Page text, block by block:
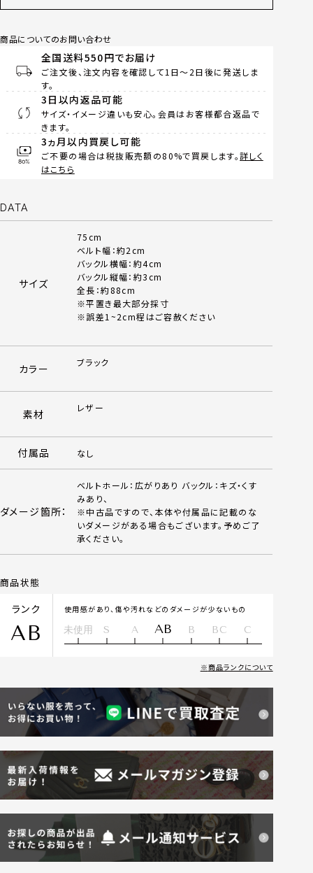
商品についてのお問い合わせ
全国送料550円でお届け
ご注文後、注文内容を確認して1日～2日後に発送しま
す。
3日以内返品可能
サイズ・イメージ違いも安心。会員はお客様都合返品で
きます。
3ヵ月以内買戻し可能
ご不要の場合は税抜販売額の80%で買戻します。詳しく
はこちら
DATA
サイズ
75cm
ベルト幅：約2cm
バックル横幅：約4cm
バックル縦幅：約3cm
全長：約88cm
※平置き最大部分採寸
※誤差1~2cm程はご容赦ください
カラー ブラック
素材 レザー
付属品 なし
ダメージ箇所：
ベルトホール：広がりあり バックル：キズ・くす
みあり、
※中古品ですので、本体や付属品に記載のな
いダメージがある場合もございます。予めご了
承ください。
商品状態
ランク
AB
使用感があり、傷や汚れなどのダメージが少ないもの
未使用 S A AB B BC C
商品ランクについて